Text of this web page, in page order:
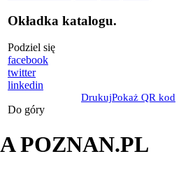
Okładka katalogu.
Podziel się
facebook
twitter
linkedin
DrukujPokaż QR kod
Do góry
POZNAN.PL